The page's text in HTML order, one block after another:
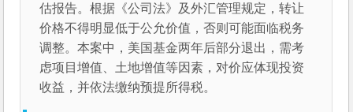
估报告。根据《公司法》及外汇管理规定，转让
价格不得明显低于公允价值，否则可能面临税务
调整。本案中，美国基金两年后部分退出，需考
虑项目增值、土地增值等因素，对价应体现投资
收益，并依法缴纳预提所得税。